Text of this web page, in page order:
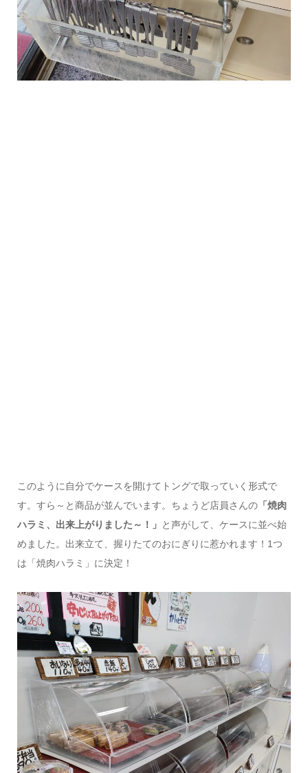
このように自分でケースを開けてトングで取っていく形式で
す。すら～と商品が並んでいます。ちょうど店員さんの「焼肉
ハラミ、出来上がりました～！」 と声がして、ケースに並べ始
めました。出来立て、握りたてのおにぎりに惹かれます！1つ
は「焼肉ハラミ」に決定！